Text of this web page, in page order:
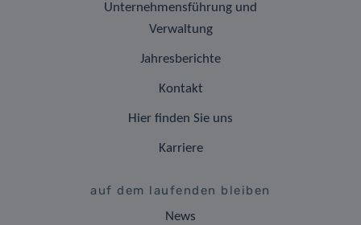
Unternehmensführung und
Verwaltung
Jahresberichte
Kontakt
Hier finden Sie uns
Karriere
auf dem laufenden bleiben
News